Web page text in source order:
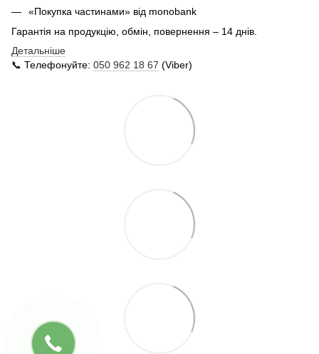
«Покупка частинами» від monobank
Гарантія на продукцію, обмін, повернення – 14 днів.
Детальніше
📞 Телефонуйте: 050 962 18 67 (Viber)